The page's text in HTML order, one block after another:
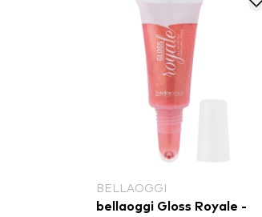
BELLAOGGI
bellaoggi Gloss Royale -